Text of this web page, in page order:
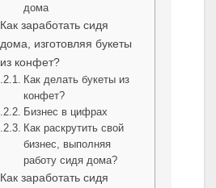
дома
Как заработать сидя
дома, изготовляя букеты
из конфет?
Как делать букеты из
конфет?
Бизнес в цифрах
Как раскрутить свой
бизнес, выполняя
работу сидя дома?
Как заработать сидя